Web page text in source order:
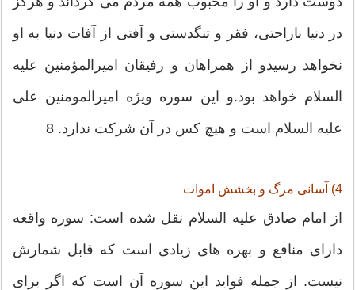
در دنیا ناراحتی، فقر و تنگدستی و آفتی از آفات دنیا به او
نخواهد رسیدو از همراهان و رفیقان امیرالمؤمنین علیه
السلام خواهد بود.و این سوره ویژه امیرالمومنین علی
علیه السلام است و هیچ کس در آن شرکت ندارد. 8
4) آسانی مرگ و بخشش اموات
از امام صادق علیه السلام نقل شده است: سوره واقعه
دارای منافع و بهره های زیادی است كه قابل شمارش
نیست. از جمله فواید این سوره آن است كه اگر برای